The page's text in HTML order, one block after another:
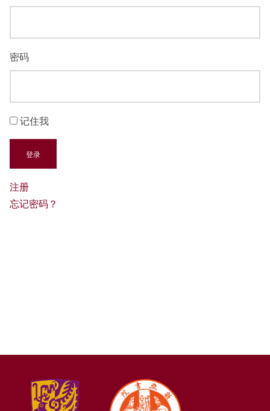
密码
记住我
登录
注册
忘记密码？